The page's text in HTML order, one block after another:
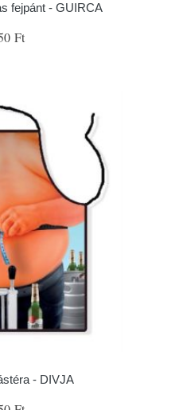
fejpánt - GUIRCA
Ft
- DIVJA